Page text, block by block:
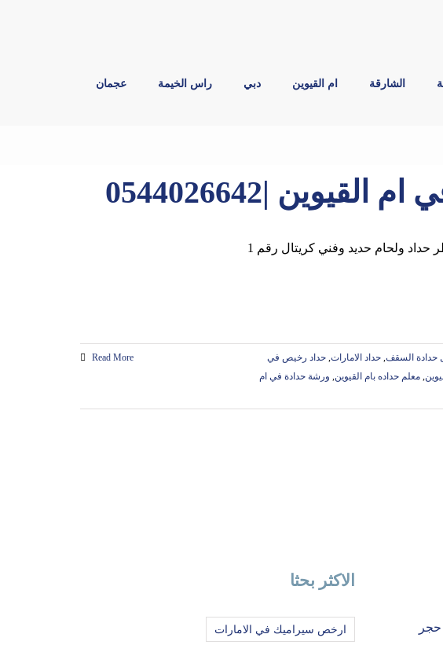
الشارقة ام القيوين دبي راس الخيمة عجمان
|0544026642
حدادة السقف, حداد الامارات, حداد رخيص في
, معلم حداده بام القيوين, ورشة حدادة في ام
Read More
صناعي في دبي |0544026642| حجر
الاكثر بحثا
ارخص سيراميك في الامارات